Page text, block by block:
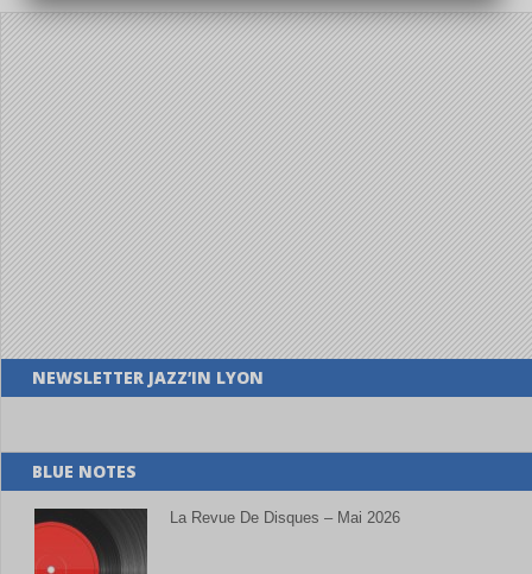
NEWSLETTER JAZZ’IN LYON
BLUE NOTES
La Revue De Disques – Mai 2026